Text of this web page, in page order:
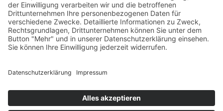
Krankengymnastik nach Vojta für Kinder
Krankengymnastik nach Bobath für Kinder
Krankengymnastik für Kinder
Karriere
Sponsoring
Potsdamer Adventsturmblasen
Gutscheine